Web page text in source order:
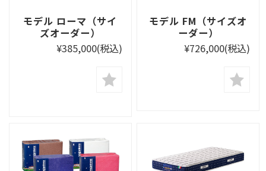
モデル ローマ（サイ
ズオーダー）
¥385,000(税込)
モデル FM（サイズオ
ーダー）
¥726,000(税込)